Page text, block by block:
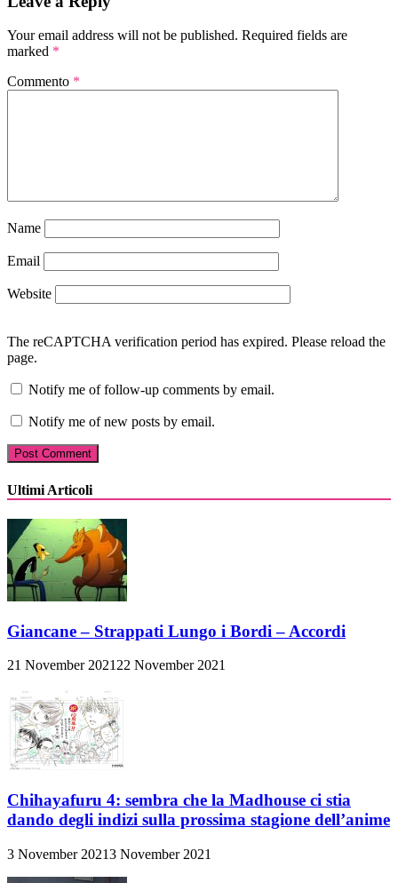
Your email address will not be published. Required fields are
marked *
Commento *
Name
Email
Website
The reCAPTCHA verification period has expired. Please reload the
page.
Notify me of follow-up comments by email.
Notify me of new posts by email.
Ultimi Articoli
Giancane – Strappati Lungo i Bordi – Accordi
21 November 2021 22 November 2021
Chihayafuru 4: sembra che la Madhouse ci stia
dando degli indizi sulla prossima stagione dell’anime
3 November 20213 November 2021